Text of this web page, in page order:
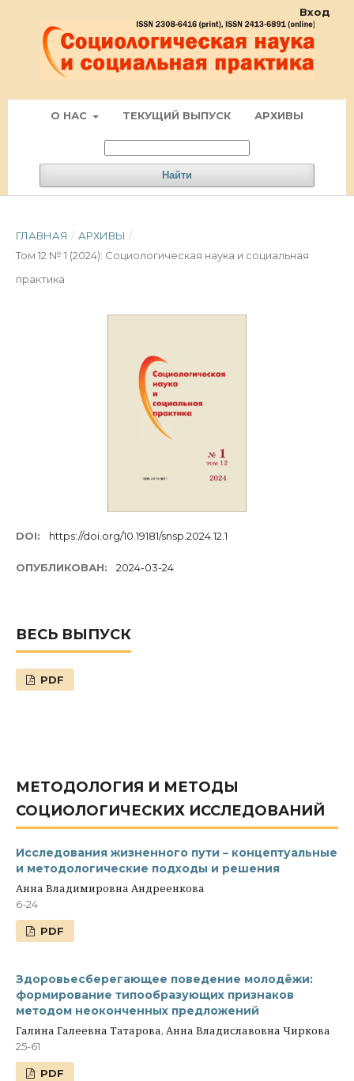
О НАС ТЕКУЩИЙ ВЫПУСК АРХИВЫ
Найти
Вход
ГЛАВНАЯ / АРХИВЫ /
Том 12 № 1 (2024): Социологическая наука и социальная
практика
DOI: https://doi.org/10.19181/snsp.2024.12.1
ОПУБЛИКОВАН: 2024-03-24
ВЕСЬ ВЫПУСК
PDF
МЕТОДОЛОГИЯ И МЕТОДЫ
СОЦИОЛОГИЧЕСКИХ ИССЛЕДОВАНИЙ
Исследования жизненного пути – концептуальные
и методологические подходы и решения
Анна Владимировна Андреенкова
6-24
PDF
Здоровьесберегающее поведение молодёжи:
формирование типообразующих признаков
методом неоконченных предложений
Галина Галеевна Татарова, Анна Владиславовна Чиркова
25-61
PDF